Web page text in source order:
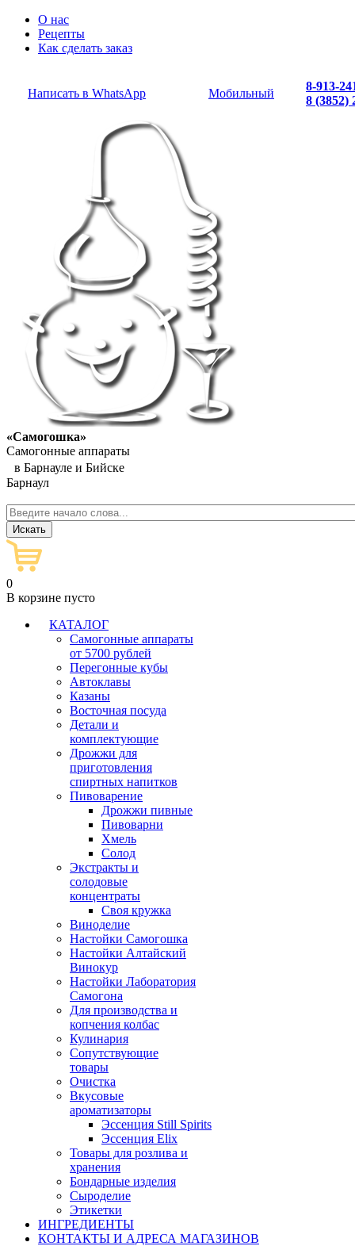
О нас
Рецепты
Как сделать заказ
Написать в WhatsApp Мобильный
8-913-
8 (3852)
«Самогошка»
Самогонные аппараты
в Барнауле и Бийске
Барнаул
0
В корзине пусто
КАТАЛОГ
Самогонные аппараты
от 5700 рублей
Перегонные кубы
Автоклавы
Казаны
Восточная посуда
Детали и
комплектующие
Дрожжи для
приготовления
спиртных напитков
Пивоварение
Дрожжи пивные
Пивоварни
Хмель
Солод
Экстракты и
солодовые
концентраты
Своя кружка
Виноделие
Настойки Самогошка
Настойки Алтайский
Винокур
Настойки Лаборатория
Самогона
Для производства и
копчения колбас
Кулинария
Сопутствующие
товары
Очистка
Вкусовые
ароматизаторы
Эссенция Still Spirits
Эссенция Elix
Товары для розлива и
хранения
Бондарные изделия
Cыроделие
Этикетки
ИНГРЕДИЕНТЫ
КОНТАКТЫ И АДРЕСА МАГАЗИНОВ